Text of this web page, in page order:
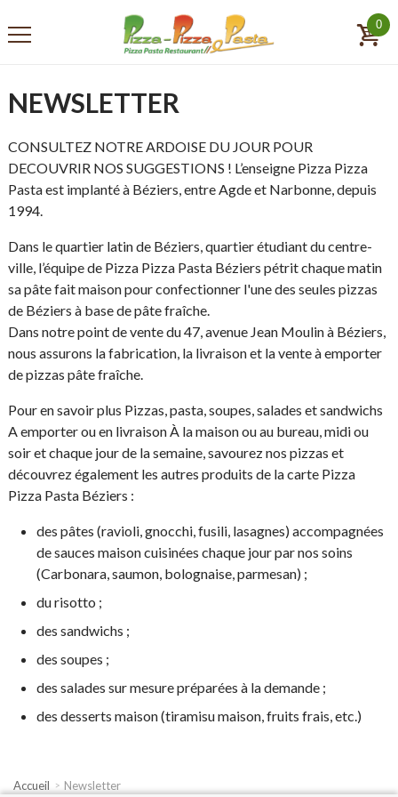
0
NEWSLETTER
CONSULTEZ NOTRE ARDOISE DU JOUR POUR
DECOUVRIR NOS SUGGESTIONS ! L’enseigne Pizza Pizza
Pasta est implanté à Béziers, entre Agde et Narbonne, depuis
1994.
Dans le quartier latin de Béziers, quartier étudiant du centre-
ville, l’équipe de Pizza Pizza Pasta Béziers pétrit chaque matin
sa pâte fait maison pour confectionner l'une des seules pizzas
de Béziers à base de pâte fraîche.
Dans notre point de vente du 47, avenue Jean Moulin à Béziers,
nous assurons la fabrication, la livraison et la vente à emporter
de pizzas pâte fraîche.
Pour en savoir plus Pizzas, pasta, soupes, salades et sandwichs
A emporter ou en livraison À la maison ou au bureau, midi ou
soir et chaque jour de la semaine, savourez nos pizzas et
découvrez également les autres produits de la carte Pizza
Pizza Pasta Béziers :
des pâtes (ravioli, gnocchi, fusili, lasagnes) accompagnées
de sauces maison cuisinées chaque jour par nos soins
(Carbonara, saumon, bolognaise, parmesan) ;
du risotto ;
des sandwichs ;
des soupes ;
des salades sur mesure préparées à la demande ;
des desserts maison (tiramisu maison, fruits frais, etc.)
Accueil Newsletter